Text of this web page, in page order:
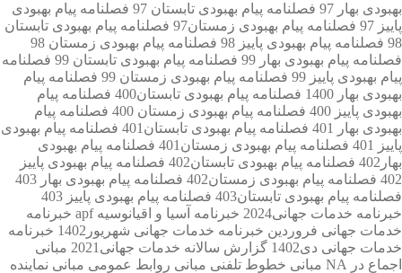
بهبودی بهار 97
فصلنامه پیام بهبودی تابستان 97
فصلنامه پیام بهبودی
پاییز 97
فصلنامه پیام بهبودی زمستان97
فصلنامه پیام بهبودی تابستان
98 فصلنامه پیام بهبودی پاییز 98
فصلنامه پیام بهبودی زمستان 98
فصلنامه پیام بهبودی بهار 99
فصلنامه پیام بهبودی تابستان 99
فصلنامه
پیام بهبودی پاییز 99
فصلنامه پیام بهبودی زمستان 99
فصلنامه پیام
بهبودی بهار 1400
فصلنامه پیام بهبودی تابستان400
فصلنامه پیام
بهبودی پاییز 400
فصلنامه پیام بهبودی زمستان 400
فصلنامه پیام
بهبودی بهار 401
فصلنامه پیام بهبودی تابستان401
فصلنامه پیام بهبودی
پاییز 401
فصلنامه پیام بهبودی زمستان401
فصلنامه پیام بهبودی
بهار402
فصلنامه پیام بهبودی تابستان402
فصلنامه پیام بهبودی پاییز
402 فصلنامه پیام بهبودی زمستان402
فصلنامه پیام بهبودی بهار 403
فصلنامه پیام بهبودی تابستان403
فصلنامه پیام بهبودی پاییز 403
خبرنامه خدمات جهانی2024
خبرنامه آسیا و اقیانوسیه apf
خبرنامه
خدمات جهانی فروردین خبرنامه خدمات جهانی شهریور1402
خبرنامه
خدمات جهانی دی1402
گزارش سالانه خدمات جهانی2021
مبانی
اجماع در NA
مبانی خطوط تلفنی مبانی روابط عمومی مبانی نماینده